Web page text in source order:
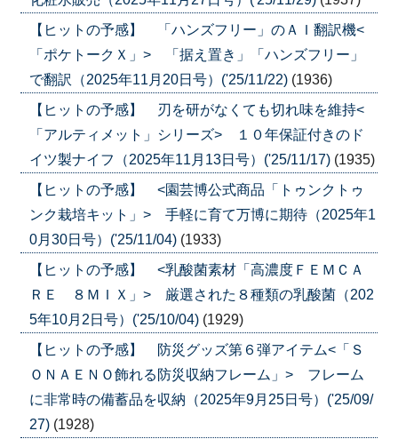
【ヒットの予感】 「ハンズフリー」のＡＩ翻訳機<
「ポケトークＸ」> 「据え置き」「ハンズフリー」
で翻訳（2025年11月20日号）('25/11/22) (1936)
【ヒットの予感】 刃を研がなくても切れ味を維持<
「アルティメット」シリーズ> １０年保証付きのド
イツ製ナイフ（2025年11月13日号）('25/11/17) (1935)
【ヒットの予感】 <園芸博公式商品「トゥンクトゥ
ンク栽培キット」> 手軽に育て万博に期待（2025年1
0月30日号）('25/11/04) (1933)
【ヒットの予感】 <乳酸菌素材「高濃度ＦＥＭＣＡ
ＲＥ ８ＭＩＸ」> 厳選された８種類の乳酸菌（202
5年10月2日号）('25/10/04) (1929)
【ヒットの予感】 防災グッズ第６弾アイテム<「Ｓ
ＯＮＡＥＮＯ飾れる防災収納フレーム」> フレーム
に非常時の備蓄品を収納（2025年9月25日号）('25/09/
27) (1928)